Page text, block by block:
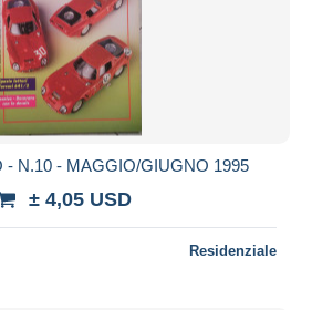
- N.10 - MAGGIO/GIUGNO 1995
± 4,05 USD
Residenziale